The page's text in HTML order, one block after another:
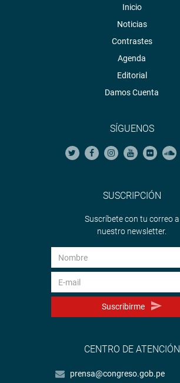
Inicio
Noticias
Contrastes
Agenda
Editorial
Damos Cuenta
SÍGUENOS
SUSCRIPCIÓN
Suscríbete con tu correo a
nuestro newsletter.
Suscribirme
CENTRO DE ATENCIÓN
prensa@congreso.gob.pe